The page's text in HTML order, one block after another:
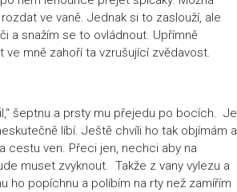
ve vaně. Jednak si to zaslouží, ale
a snažím se to ovládnout. Upřímně
ve mně zahoří ta vzrušující zvědavost.
šeptnu a prsty mu přejedu po bocích. Je
líbí. Ještě chvíli ho tak objímám a
cestu ven. Přeci jen, nechci aby na
muset zvyknout. Takže z vany vylezu a
ho popíchnu a políbím na rty než zamířím